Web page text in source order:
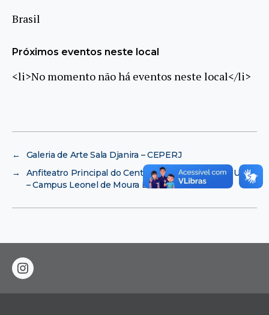
Brasil
Próximos eventos neste local
<li>No momento não há eventos neste local</li>
←
Galeria de Arte Sala Djanira – CEPERJ
→
Anfiteatro Principal do Centro de Convenções da Uenf
– Campus Leonel de Moura Brizola
instagram